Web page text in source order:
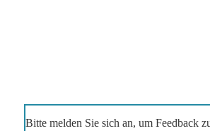
Bitte melden Sie sich an, um Feedback